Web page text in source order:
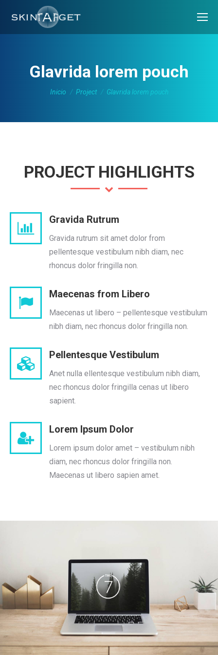
Glavrida lorem pouch
Estás aquí:
Inicio Project Glavrida lorem pouch
PROJECT HIGHLIGHTS
Gravida Rutrum
Gravida rutrum sit amet dolor from
pellentesque vestibulum nibh diam, nec
rhoncus dolor fringilla non.
Maecenas from Libero
Maecenas ut libero – pellentesque vestibulum
nibh diam, nec rhoncus dolor fringilla non.
Pellentesque Vestibulum
Anet nulla ellentesque vestibulum nibh diam,
nec rhoncus dolor fringilla cenas ut libero
sapient.
Lorem Ipsum Dolor
Lorem ipsum dolor amet – vestibulum nibh
diam, nec rhoncus dolor fringilla non.
Maecenas ut libero sapien amet.